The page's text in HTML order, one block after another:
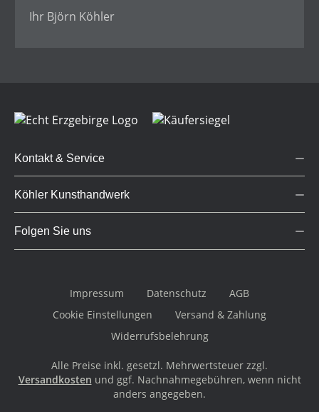
Ihr Björn Köhler
Kontakt & Service
Köhler Kunsthandwerk
Folgen Sie uns
Impressum Datenschutz
AGB
Cookie Einstellungen
Versand & Zahlung
Widerrufsbelehrung
Alle Preise inkl. gesetzl. Mehrwertsteuer zzgl.
Versandkosten und ggf. Nachnahmegebühren, wenn nicht
anders angegeben.